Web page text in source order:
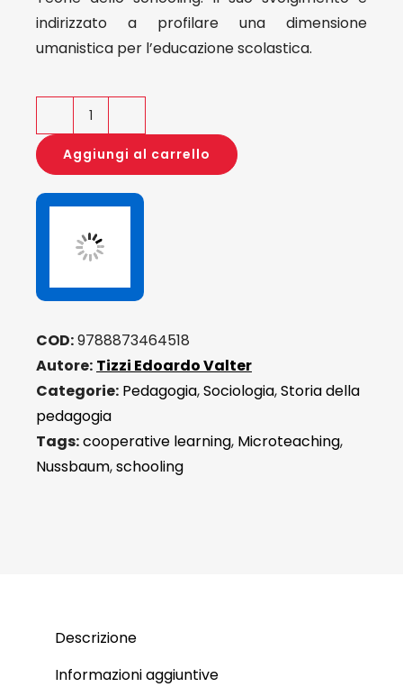
indirizzato a profilare una dimensione
umanistica per l’educazione scolastica.
Schooling
quantità
Aggiungi al carrello
COD:9788873464518
Autore: Tizzi Edoardo Valter
Categorie: Pedagogia,Sociologia,Storia della
pedagogia
Tags:cooperative learning, Microteaching,
Nussbaum,schooling
Descrizione
Informazioni aggiuntive